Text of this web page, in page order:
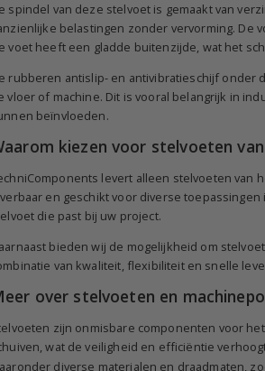
spindel van deze stelvoet is gemaakt van
belastingen zonder vervorming. De
voet heeft een gladde buitenzijde, wat het
rubberen antislip- en antivibratieschijf onder
vloer of machine. Dit is vooral belangrijk in
beïnvloeden.
kiezen voor stelvoeten
levert alleen stelvoeten van
en geschikt voor diverse
die past bij uw project.
bieden wij de mogelijkheid om
van kwaliteit, flexibiliteit en snelle
over stelvoeten en
zijn onmisbare componenten voor
wat de veiligheid en efficiëntie
diverse materialen en draadmaten,